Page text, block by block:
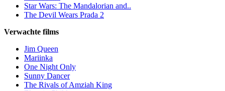
Star Wars: The Mandalorian and..
The Devil Wears Prada 2
Verwachte films
Jim Queen
Mariinka
One Night Only
Sunny Dancer
The Rivals of Amziah King